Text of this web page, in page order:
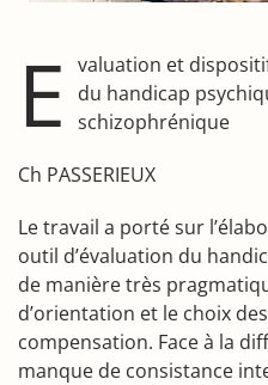
E
valuation et
du handicap
schizophrénique
Ch PASSERIEUX
Le travail a porté sur
outil d’évaluation du
de manière très
d’orientation et le choix
compensation. Face à la
manque de consistance